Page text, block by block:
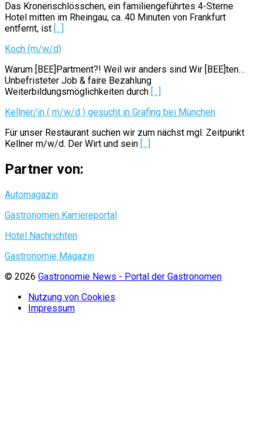
Das Kronenschlösschen, ein familiengeführtes 4-Sterne
Hotel mitten im Rheingau, ca. 40 Minuten von Frankfurt
entfernt, ist [...]
Koch (m/w/d)
Warum [BEE]Partment?! Weil wir anders sind Wir [BEE]ten…
Unbefristeter Job & faire Bezahlung
Weiterbildungsmöglichkeiten durch [...]
Kellner/in ( m/w/d ) gesucht in Grafing bei München
Für unser Restaurant suchen wir zum nächst mgl. Zeitpunkt
Kellner m/w/d. Der Wirt und sein [...]
Partner von:
Automagazin
Gastronomen Karriereportal
Hotel Nachrichten
Gastronomie Magazin
© 2026 Gastronomie News - Portal der Gastronomen
Nutzung von Cookies
Impressum